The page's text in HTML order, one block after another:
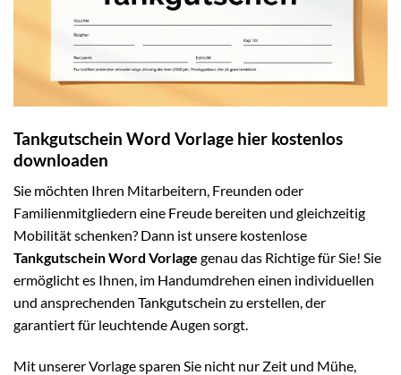
Tankgutschein Word Vorlage hier kostenlos
downloaden
Sie möchten Ihren Mitarbeitern, Freunden oder
Familienmitgliedern eine Freude bereiten und gleichzeitig
Mobilität schenken? Dann ist unsere kostenlose
Tankgutschein Word Vorlage genau das Richtige für Sie! Sie
ermöglicht es Ihnen, im Handumdrehen einen individuellen
und ansprechenden Tankgutschein zu erstellen, der
garantiert für leuchtende Augen sorgt.
Mit unserer Vorlage sparen Sie nicht nur Zeit und Mühe,